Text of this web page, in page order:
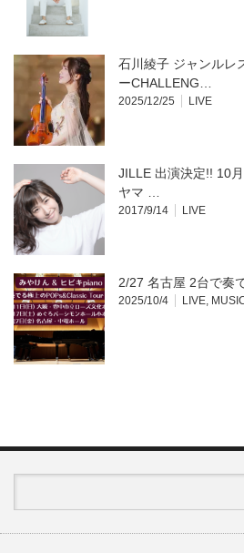
石川綾子 ジャンルレ
ーCHALLENG…
2025/12/25 LIVE
JILLE 出演決定!! 10
ヤマ …
2017/9/14 LIVE
2/27 名古屋 2台で奏
2025/10/4 LIVE,